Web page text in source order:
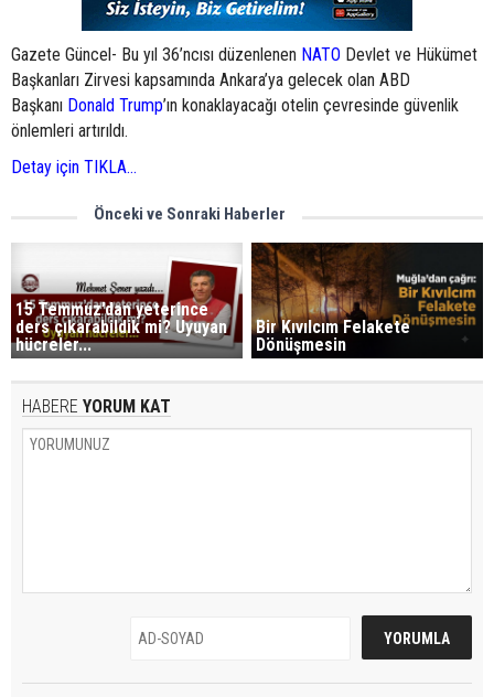
Gazete Güncel- Bu yıl 36’ncısı düzenlenen NATO Devlet ve Hükümet
Başkanları Zirvesi kapsamında Ankara’ya gelecek olan ABD
Başkanı Donald Trump’ın konaklayacağı otelin çevresinde güvenlik
önlemleri artırıldı.
Detay için TIKLA...
Önceki ve Sonraki Haberler
15 Temmuz’dan yeterince
ders çıkarabildik mi? Uyuyan
hücreler...
Bir Kıvılcım Felakete
Dönüşmesin
HABERE YORUM KAT